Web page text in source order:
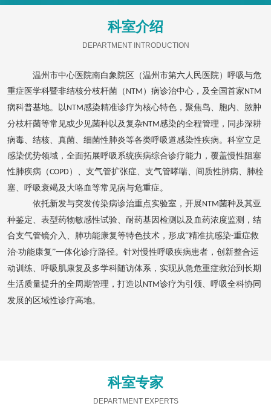
全面拓展呼吸系统疾病综合诊疗能力，覆盖慢性阻塞性肺疾病
（COPD）、支气管扩张症、支气管哮喘、间质性肺病、肺栓塞、呼吸
衰竭及大咯血等常见病与危重症。依托新发与突发传染病诊治重点实验
室，开展NTM菌种及其亚种鉴定、表型药物敏感性试验、耐药基因检测
成“精准抗感染-重症救治-功能康复”一体化诊疗路径。针对慢性呼吸疾病
患者，创新整合运动训练、呼吸肌康复及多学科随访体系，实现从急危
重症救治到长期生活质量提升的全周期管理，打造以NTM诊疗为引领、
呼吸全科协同发展的区域性诊疗高地。
科室介绍
DEPARTMENT INTRODUCTION
温州市中心医院南白象院区（温州市第六人民医院）呼吸与危
重症医学科暨非结核分枝杆菌（ NTM ）病诊治中心，及全国首家 NTM
病科普基地。以 NTM感染精准诊疗为核心特色，聚焦鸟、胞内、脓肿
分枝杆菌等常见或少见菌种以及复杂NTM感染的全程管理，同步深耕
病毒、结核、真菌、细菌性肺炎等各类呼吸道感染性疾病。科室立足
感染优势领域，全面拓展呼吸系统疾病综合诊疗能力，覆盖慢性阻塞
性肺疾病（COPD）、支气管扩张症、支气管哮喘、间质性肺病、肺栓
塞、呼吸衰竭及大咯血等常见病与危重症。
依托新发与突发传染病诊治重点实验室，开展 NTM菌种及其亚
种鉴定、表型药物敏感性试验、耐药基因检测以及血药浓度监测，结
合支气管镜介入、肺功能康复等特色技术，形成“精准抗感染-重症救
治-功能康复”一体化诊疗路径。针对慢性呼吸疾病患者，创新整合运
动训练、呼吸肌康复及多学科随访体系，实现从急危重症救治到长期
生活质量提升的全周期管理，打造以 NTM诊疗为引领、呼吸全科协同
发展的区域性诊疗高地。
科室专家
DEPARTMENT EXPERTS